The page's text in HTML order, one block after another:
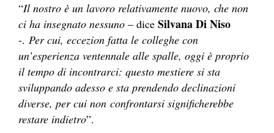
“Il nostro è un lavoro relativamente nuovo, che non
ci ha insegnato nessuno – dice Silvana Di Niso
-. Per cui, eccezion fatta le colleghe con
un’esperienza ventennale alle spalle, oggi è proprio
il tempo di incontrarci: questo mestiere si sta
sviluppando adesso e sta prendendo declinazioni
diverse, per cui non confrontarsi significherebbe
restare indietro”.